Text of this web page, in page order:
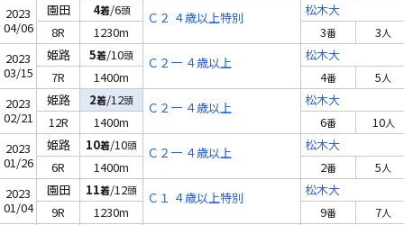
2023
04/06
園田 4着/6頭 Ｃ２ ４歳以上特別
松木大
8R
1230m 3番 3人
2023
03/15
姫路 5着/10頭 Ｃ２一 ４歳以上
松木大
7R
1400m 4番 5人
2023
02/21
姫路 2着/12頭 Ｃ２一 ４歳以上
松木大
12R
1400m 6番 10人
2023
01/26
姫路 10着/10頭 Ｃ２一 ４歳以上
松木大
6R
1400m 2番 5人
2023
01/04
園田 11着/12頭 Ｃ１ ４歳以上特別
松木大
9R
1230m 9番 7人